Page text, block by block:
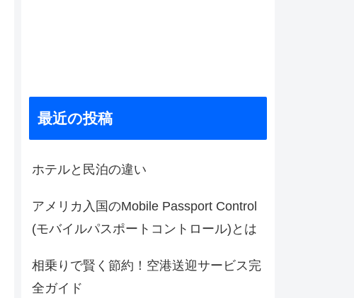
最近の投稿
ホテルと民泊の違い
アメリカ入国のMobile Passport Control
(モバイルパスポートコントロール)とは
相乗りで賢く節約！空港送迎サービス完
全ガイド